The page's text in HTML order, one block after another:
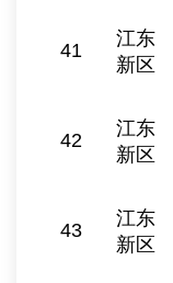
41
江东
新区
42
江东
新区
43
江东
新区